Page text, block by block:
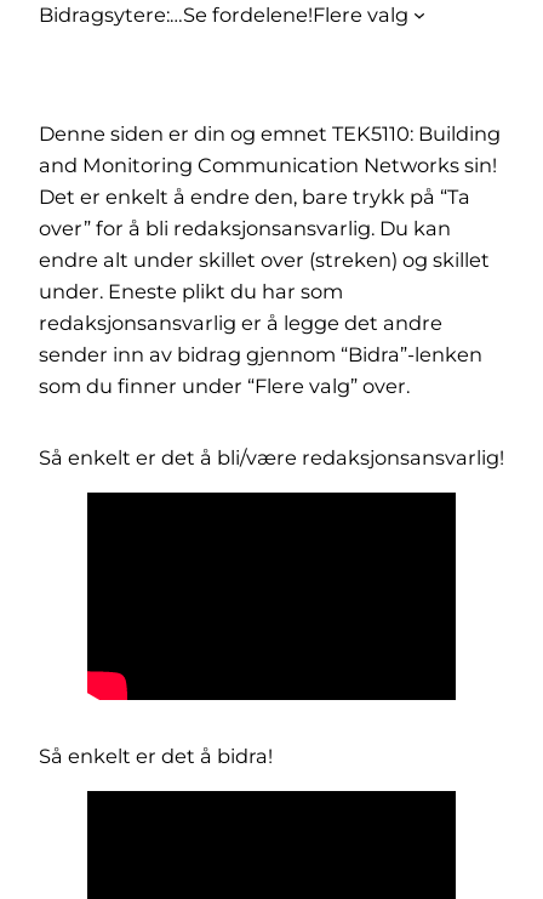
Bidragsytere:…Se fordelene!Flere valg
Denne siden er din og emnet TEK5110: Building
and Monitoring Communication Networks sin!
Det er enkelt å endre den, bare trykk på “Ta
over” for å bli redaksjonsansvarlig. Du kan
endre alt under skillet over (streken) og skillet
under. Eneste plikt du har som
redaksjonsansvarlig er å legge det andre
sender inn av bidrag gjennom “Bidra”-lenken
som du finner under “Flere valg” over.
Så enkelt er det å bli/være redaksjonsansvarlig!
Så enkelt er det å bidra!